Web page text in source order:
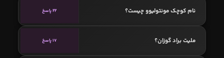
نام کوچک مونتولیوو چیست؟ 22 پاسخ
ملیت براد گوزان؟ 17 پاسخ